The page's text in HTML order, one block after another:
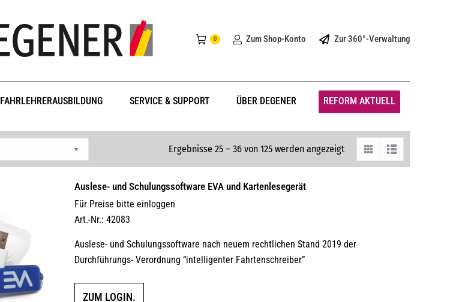
0 Zum Shop-Konto Zur 360°-Verwaltung
FAHRLEHRERAUSBILDUNG SERVICE & SUPPORT ÜBER DEGENER REFORM AKTUELL
Ergebnisse 25 – 36 von 125 werden angezeigt
Auslese- und Schulungssoftware EVA und Kartenlesegerät
Für Preise bitte einloggen
Art.-Nr.: 42083
Auslese- und Schulungssoftware nach neuem rechtlichen Stand 2019 der
Durchführungs- Verordnung “intelligenter Fahrtenschreiber”
ZUM LOGIN.